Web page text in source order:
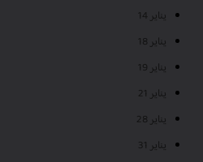
يناير 14
يناير 18
يناير 19
يناير 21
يناير 28
يناير 31